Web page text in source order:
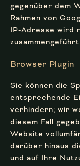
gegenüber dem
Rahmen von
IP-Adresse wird
Browser Plugin
Sie können die
entsprechende
verhindern; wir
diesem Fall
Website
darüber hinaus
und auf Ihre